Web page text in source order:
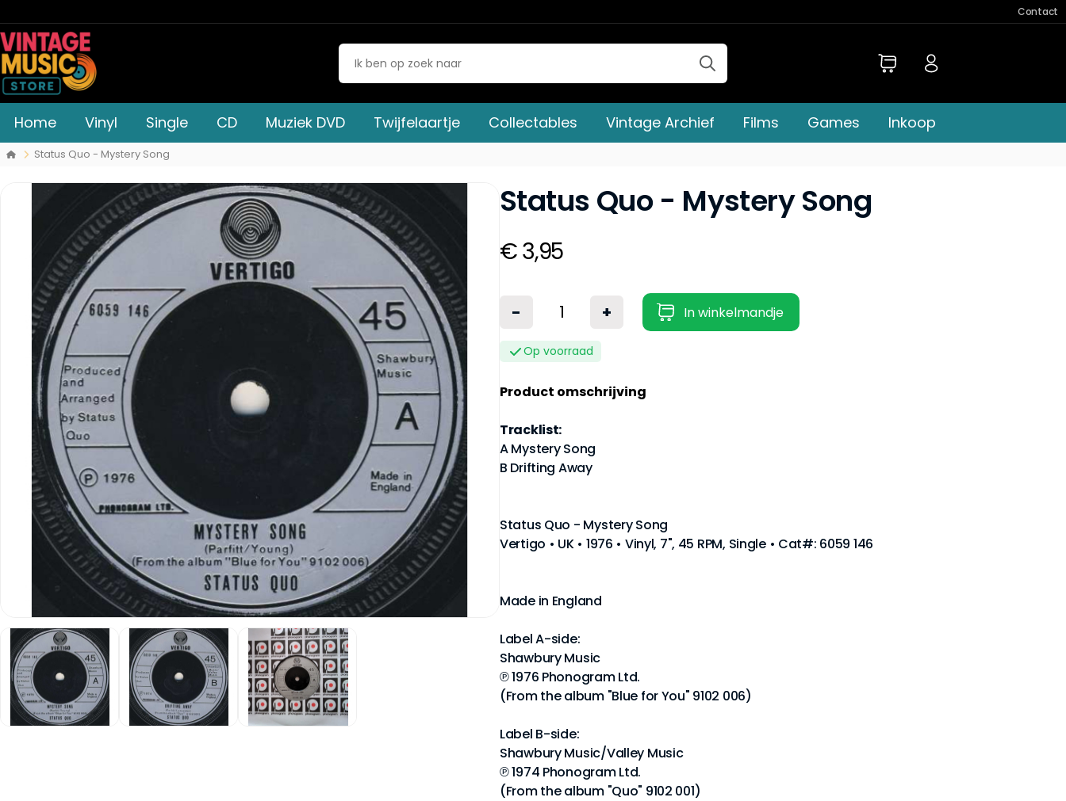
Contact
Home Vinyl Single CD Muziek DVD Twijfelaartje Collectables Vintage Archief Films Games Inkoop
Status Quo - Mystery Song
Status Quo - Mystery Song
€ 3,95
- + In winkelmandje
Op voorraad
Product omschrijving
Tracklist:
A Mystery Song
B Drifting Away
Status Quo - Mystery Song
Vertigo • UK • 1976 • Vinyl, 7", 45 RPM, Single • Cat#: 6059 146
Made in England
Label A-side:
Shawbury Music
℗ 1976 Phonogram Ltd.
(From the album "Blue for You" 9102 006)
Label B-side:
Shawbury Music/Valley Music
℗ 1974 Phonogram Ltd.
(From the album "Quo" 9102 001)